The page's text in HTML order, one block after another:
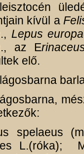
kívül a
Lepus
az E
elő.
spelaeus
L.(róka);